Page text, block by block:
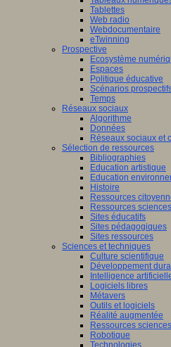
Tablettes
Web radio
Webdocumentaire
eTwinning
Prospective
Ecosystème
Espaces
Politique éducative
Scénarios
Temps
Réseaux sociaux
Algorithme
Données
Réseaux sociaux et
Sélection de ressources
Bibliographies
Education artistique
Education
Histoire
Ressources
Ressources sciences
Sites éducatifs
Sites pédagogiques
Sites ressources
Sciences et techniques
Culture scientifique
Développement
Intelligence
Logiciels libres
Métavers
Outils et logiciels
Réalité augmentée
Ressources sciences
Robotique
Technologies